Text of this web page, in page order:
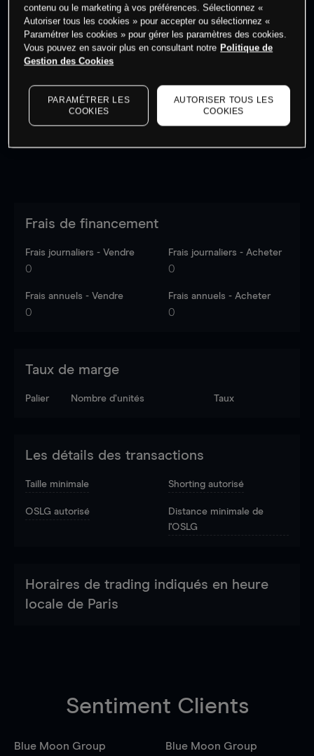
Les prix sont indicatifs.
dernières données du marché.Log into see latest
market data
Frais de financement
Frais journaliers - Vendre
0
Frais journaliers - Acheter
0
Frais annuels - Vendre
0
Frais annuels - Acheter
0
Taux de marge
Palier Nombre d’unités Taux
Les détails des transactions
Taille minimale Shorting autorisé
OSLG autorisé
Distance minimale de
l'OSLG
Horaires de trading indiqués en heure
locale de Paris
Sentiment Clients
Blue Moon Group
Blue Moon Group
contenu ou le marketing à vos préférences. Sélectionnez «
Autoriser tous les cookies » pour accepter ou sélectionnez «
Paramétrer les cookies » pour gérer les paramètres des cookies.
Vous pouvez en savoir plus en consultant notre Politique de
Gestion des Cookies
PARAMÉTRER LES
COOKIES
AUTORISER TOUS LES
COOKIES